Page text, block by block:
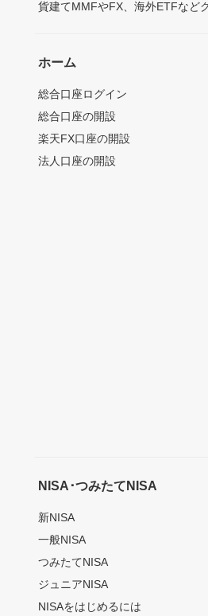
貨建てMMFやFX、海外ETFなど
ホーム
総合口座ログイン
総合口座の開設
楽天FX口座の開設
法人口座の開設
NISA･つみたてNISA
新NISA
一般NISA
つみたてNISA
ジュニアNISA
NISAをはじめるには